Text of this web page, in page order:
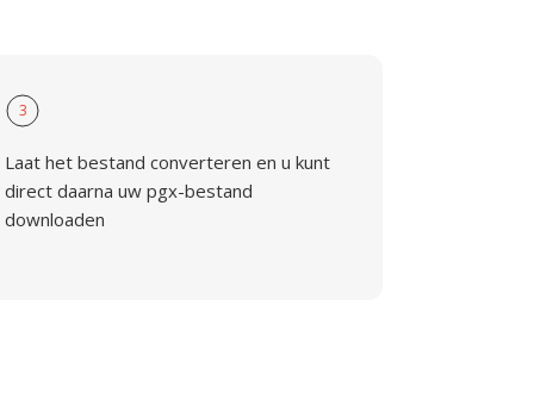
3
Laat het bestand converteren en u kunt
direct daarna uw pgx-bestand
downloaden